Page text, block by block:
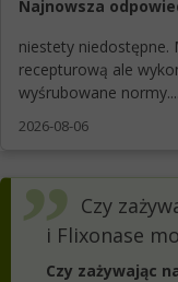
Najnowsza
niestety niedostępne.
recepturową ale
wyśrubowane normy....
2026-08-06
Czy
i Flixonase
Czy zażywając